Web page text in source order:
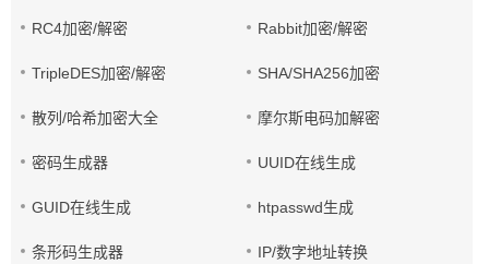
RC4加密/解密 Rabbit加密/解密
TripleDES加密/解密 SHA/SHA256加密
散列/哈希加密大全 摩尔斯电码加解密
密码生成器 UUID在线生成
GUID在线生成 htpasswd生成
条形码生成器 IP/数字地址转换